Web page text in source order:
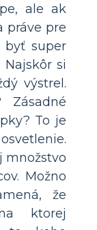
ale ak
práve pre
byť super
si
výstrel.
To je
množstvo
Možno
že
ktorej